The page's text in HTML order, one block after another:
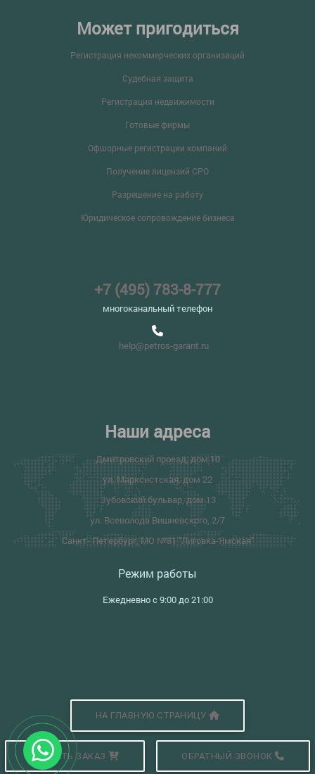
Может пригодиться
Регистрация некоммерческих организаций
Судебная защита
Регистрация недвижимости
Готовые фирмы
Офшорные регистрации компаний
Получение лицензий СРО
Разрешение на работу
Юридическое сопровождение бизнеса
+7 (495) 783-8-777
многоканальный телефон
help@petros-garant.ru
Наши адреса
Дмитровский проезд, дом 10
ул. Марксистская, дом 22
Зубовский бульвар, дом 13
ул. Всеволода Вишневского, 2/7
Санкт- Петербург, МО №81 "Лиговка-Ямская"
Режим работы
Ежедневно с 9:00 до 21:00
НА ГЛАВНУЮ СТРАНИЦУ
СДЕЛАТЬ ЗАКАЗ ОБРАТНЫЙ ЗВОНОК